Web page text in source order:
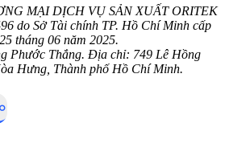
MẠI DỊCH VỤ SẢN XUẤT ORITEK
do Sở Tài chính TP. Hồ Chí Minh cấp
tháng 06 năm 2025.
Phước Thắng. Địa chỉ: 749 Lê Hồng
Hưng, Thành phố Hồ Chí Minh.